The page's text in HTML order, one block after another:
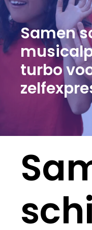
Samen
turbo